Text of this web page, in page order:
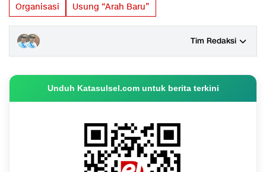
Organisasi
Usung “Arah Baru”
Tim Redaksi
Unduh Katasulsel.com untuk berita terkini